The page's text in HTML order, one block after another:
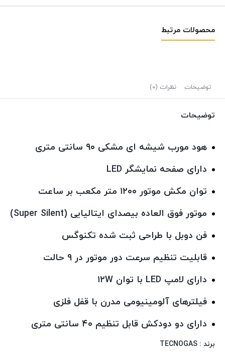
محصولات مرتبط
توضیحات نظرات (0)
توضیحات
هود مورب شیشه ای مشکی ۹۰ سانتی متری
دارای صفحه نمایشگر LED
توان مکش موتور ۱۲۰۰ متر مکعب بر ساعت
موتور فوق العاده بیصدای ایتالیایی (Super Silent)
فن دوبل با طراحی ثبت شده تکنوگس
قابلیت تنظیم سرعت دور موتور در ۹ حالت
دارای لامپ LED با توان ۱۲W
فیلترهای آلومینیومی مدرن با قفل فلزی
دارای دو دودکش قابل تنظیم ۴۰ سانتی متری
برند : TECNOGAS